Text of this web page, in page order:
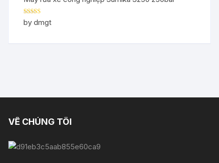
Rated5out
of 5
by dmgt
VỀ CHÚNG TÔI